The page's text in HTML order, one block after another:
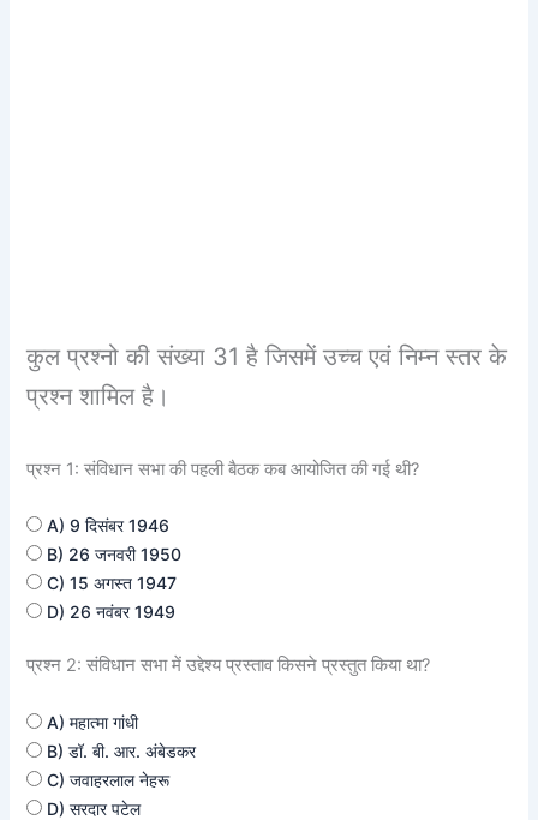
कुल प्रश्नो की संख्या 31 है जिसमें उच्च एवं निम्न स्तर के
प्रश्न शामिल है।
प्रश्न 1: संविधान सभा की पहली बैठक कब आयोजित की गई थी?
A) 9 दिसंबर 1946
B) 26 जनवरी 1950
C) 15 अगस्त 1947
D) 26 नवंबर 1949
प्रश्न 2: संविधान सभा में उद्देश्य प्रस्ताव किसने प्रस्तुत किया था?
A) महात्मा गांधी
B) डॉ. बी. आर. अंबेडकर
C) जवाहरलाल नेहरू
D) सरदार पटेल